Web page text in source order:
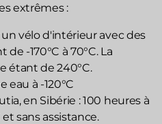
extrêmes :
vélo d'intérieur avec des
de -170°C à 70°C. La
étant de 240°C.
eau à -120°C
en Sibérie : 100 heures à
et sans assistance.